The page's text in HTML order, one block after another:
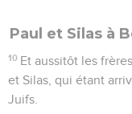
Paul et Silas à
10 Et aussitôt les
et Silas, qui étant
Juifs.